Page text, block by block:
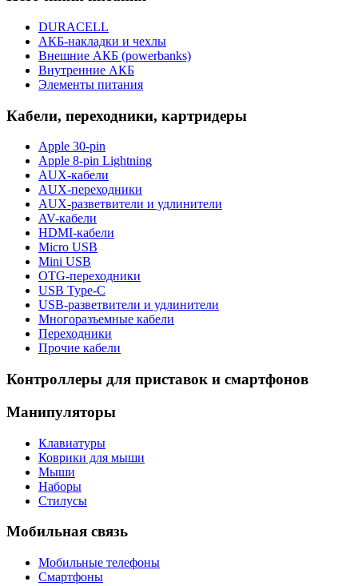
DURACELL
АКБ-накладки и чехлы
Внешние АКБ (powerbanks)
Внутренние АКБ
Элементы питания
Кабели, переходники, картридеры
Apple 30-pin
Apple 8-pin Lightning
AUX-кабели
AUX-переходники
AUX-разветвители и удлинители
AV-кабели
HDMI-кабели
Micro USB
Mini USB
OTG-переходники
USB Type-C
USB-разветвители и удлинители
Многоразъемные кабели
Переходники
Прочие кабели
Контроллеры для приставок и смартфонов
Манипуляторы
Клавиатуры
Коврики для мыши
Мыши
Наборы
Стилусы
Мобильная связь
Мобильные телефоны
Смартфоны